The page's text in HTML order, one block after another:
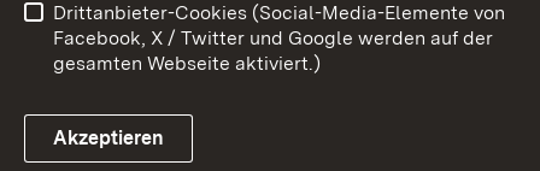
Link zum Landesportal
Impressum Cookies
Drittanbieter-Cookies (Social-Media-Elemente von
Facebook, X / Twitter und Google werden auf der
gesamten Webseite aktiviert.)
Akzeptieren